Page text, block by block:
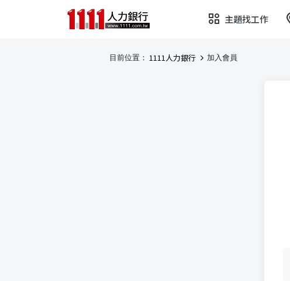
主題找工作
目前位置： 1111人力銀行 加入會員